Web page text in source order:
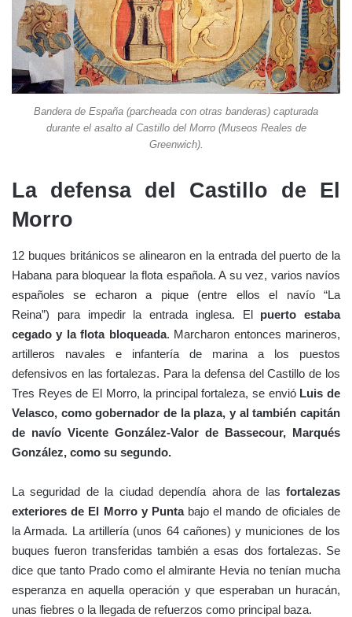
Bandera de España (parcheada con otras banderas) capturada
durante el asalto al Castillo del Morro (Museos Reales de
Greenwich).
La defensa del Castillo de El
Morro
12 buques británicos se alinearon en la entrada del puerto de la
Habana para bloquear la flota española. A su vez, varios navíos
españoles se echaron a pique (entre ellos el navío “La
Reina”) para impedir la entrada inglesa. El puerto estaba
cegado y la flota bloqueada. Marcharon entonces marineros,
artilleros navales e infantería de marina a los puestos
defensivos en las fortalezas. Para la defensa del Castillo de los
Tres Reyes de El Morro, la principal fortaleza, se envióLuis de
Velasco, como gobernador de la plaza, y al también capitán
de navío Vicente González-Valor de Bassecour, Marqués
González, como su segundo.
La seguridad de la ciudad dependía ahora de las fortalezas
exteriores de El Morro y Puntabajo el mando de oficiales de
la Armada. La artillería (unos 64 cañones) y municiones de los
buques fueron transferidas también a esas dos fortalezas. Se
dice que tanto Prado como el almirante Hevia no tenían mucha
esperanza en aquella operación y que esperaban un huracán,
unas fiebres o la llegada de refuerzos como principal baza.